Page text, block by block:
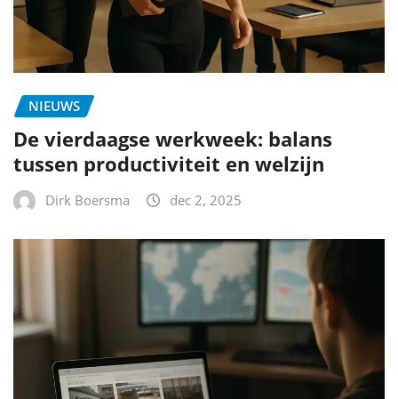
NIEUWS
De vierdaagse werkweek: balans
tussen productiviteit en welzijn
Dirk Boersma dec 2, 2025